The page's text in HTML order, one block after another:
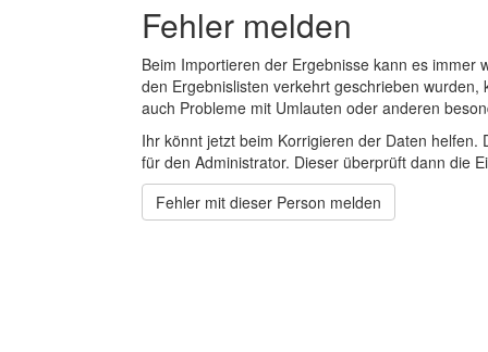
Fehler melden
Beim Importieren der Ergebnisse kann es
den Ergebnislisten verkehrt geschrieben
auch Probleme mit Umlauten oder anderen
Ihr könnt jetzt beim Korrigieren der Daten
für den Administrator. Dieser überprüft dann die
Fehler mit dieser Person melden